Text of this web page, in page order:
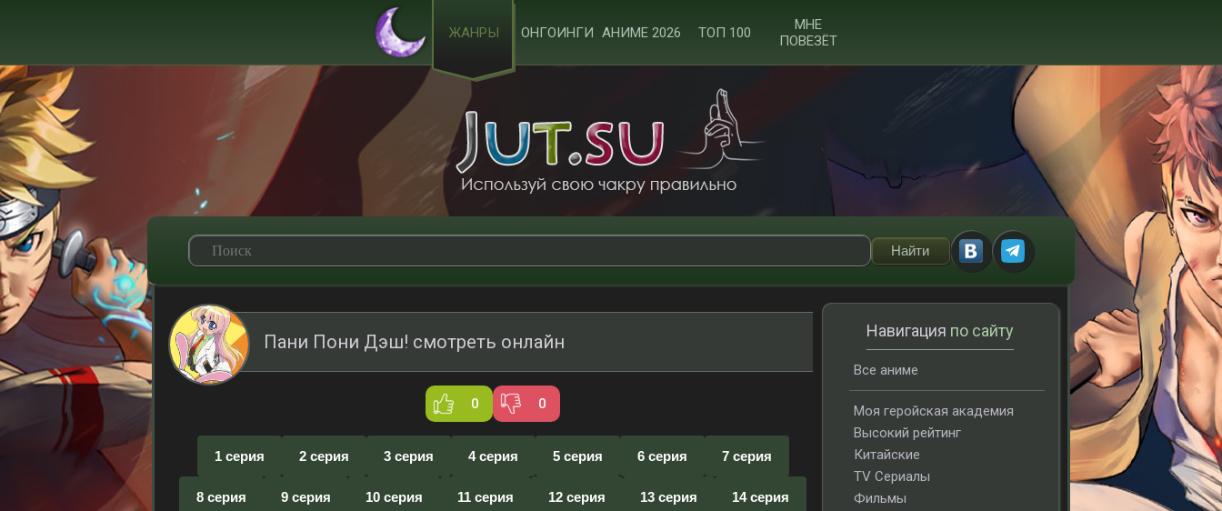
ЖАНРЫ ОНГОИНГИ АНИМЕ 2026 ТОП 100
МНЕ
ПОВЕЗЁТ
Пани Пони Дэш! смотреть онлайн
0 0
1 серия 2 серия 3 серия 4 серия 5 серия 6 серия 7 серия
8 серия 9 серия 10 серия 11 серия 12 серия 13 серия 14 серия
Навигация по сайту
Все аниме
Моя геройская академия
Высокий рейтинг
Китайские
TV Сериалы
Фильмы